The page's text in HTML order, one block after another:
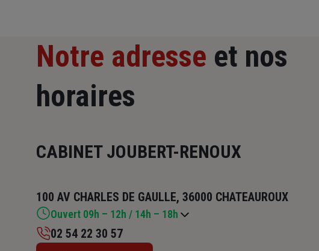
Notre adresse et nos
horaires
CABINET JOUBERT-RENOUX
100 AV CHARLES DE GAULLE, 36000 CHATEAUROUX
Ouvert 09h – 12h / 14h – 18h
02 54 22 30 57